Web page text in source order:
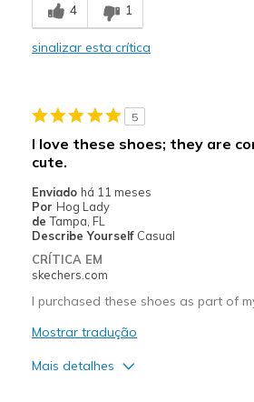
Comfortable
Melhores utilizações
Casual Wear
Going Out
Special Occasions
Travel
Width
Feels true to
Sizing
4 1
sinalizar esta crítica
5
I love these shoes; they are
cute.
Enviado há 11 meses
Por Hog Lady
de Tampa, FL
Describe Yourself Casual
CRÍTICA EM
skechers.com
I purchased these shoes as part of
Mostrar tradução
Mais detalhes